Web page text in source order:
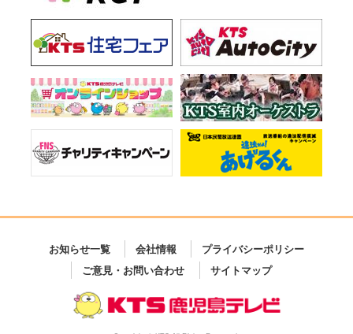
お知らせ一覧 会社情報
プライバシーポリシー
ご意見・お問い合わせ
サイトマップ